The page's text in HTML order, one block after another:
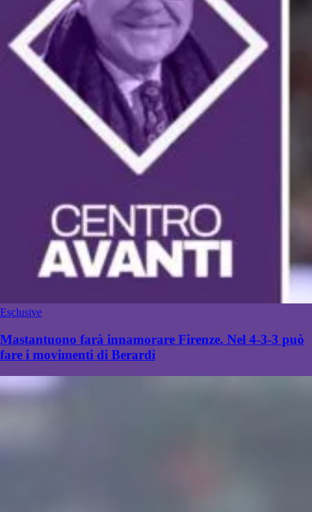
Esclusive
Mastantuono farà innamorare Firenze. Nel 4-3-3 può
fare i movimenti di Berardi